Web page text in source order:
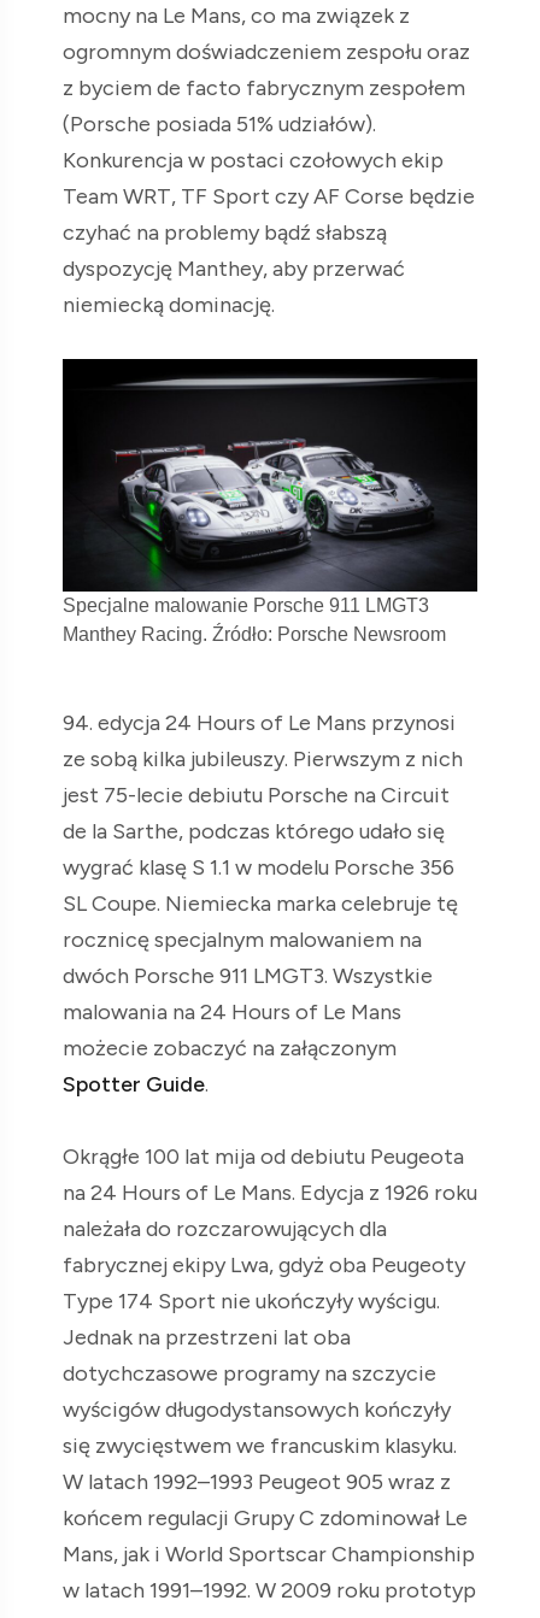
mocny na Le Mans, co ma związek z
ogromnym doświadczeniem zespołu oraz
z byciem de facto fabrycznym zespołem
(Porsche posiada 51% udziałów).
Konkurencja w postaci czołowych ekip
Team WRT, TF Sport czy AF Corse będzie
czyhać na problemy bądź słabszą
dyspozycję Manthey, aby przerwać
niemiecką dominację.
Specjalne malowanie Porsche 911 LMGT3
Manthey Racing. Źródło: Porsche Newsroom
94. edycja 24 Hours of Le Mans przynosi
ze sobą kilka jubileuszy. Pierwszym z nich
jest 75-lecie debiutu Porsche na Circuit
de la Sarthe, podczas którego udało się
wygrać klasę S 1.1 w modelu Porsche 356
SL Coupe. Niemiecka marka celebruje tę
rocznicę specjalnym malowaniem na
dwóch Porsche 911 LMGT3. Wszystkie
malowania na 24 Hours of Le Mans
możecie zobaczyć na załączonym
Spotter Guide.
Okrągłe 100 lat mija od debiutu Peugeota
na 24 Hours of Le Mans. Edycja z 1926 roku
należała do rozczarowujących dla
fabrycznej ekipy Lwa, gdyż oba Peugeoty
Type 174 Sport nie ukończyły wyścigu.
Jednak na przestrzeni lat oba
dotychczasowe programy na szczycie
wyścigów długodystansowych kończyły
się zwycięstwem we francuskim klasyku.
W latach 1992–1993 Peugeot 905 wraz z
końcem regulacji Grupy C zdominował Le
Mans, jak i World Sportscar Championship
w latach 1991–1992. W 2009 roku prototyp